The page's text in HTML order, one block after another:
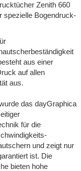
Zenith 660
spezielle Bogendruck-
aus einer
auf allen
aus.
das dayGraphica
für die
und zeigt nur
ist. Die
bieten hohe